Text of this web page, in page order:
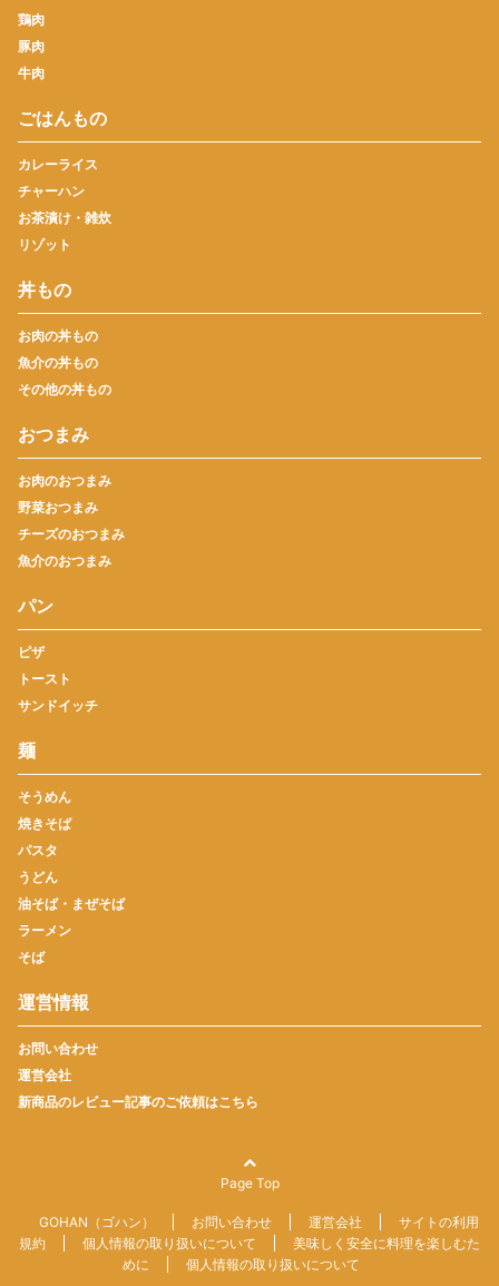
鶏肉
豚肉
牛肉
ごはんもの
カレーライス
チャーハン
お茶漬け・雑炊
リゾット
丼もの
お肉の丼もの
魚介の丼もの
その他の丼もの
おつまみ
お肉のおつまみ
野菜おつまみ
チーズのおつまみ
魚介のおつまみ
パン
ピザ
トースト
サンドイッチ
麺
そうめん
焼きそば
パスタ
うどん
油そば・まぜそば
ラーメン
そば
運営情報
お問い合わせ
運営会社
新商品のレビュー記事のご依頼はこちら
Page Top
GOHAN（ゴハン） お問い合わせ 運営会社
サイトの利用
規約
個人情報の取り扱いについて
美味しく安全に料理を楽しむた
めに
個人情報の取り扱いについて